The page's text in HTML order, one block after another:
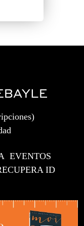
EVENTOS
ID